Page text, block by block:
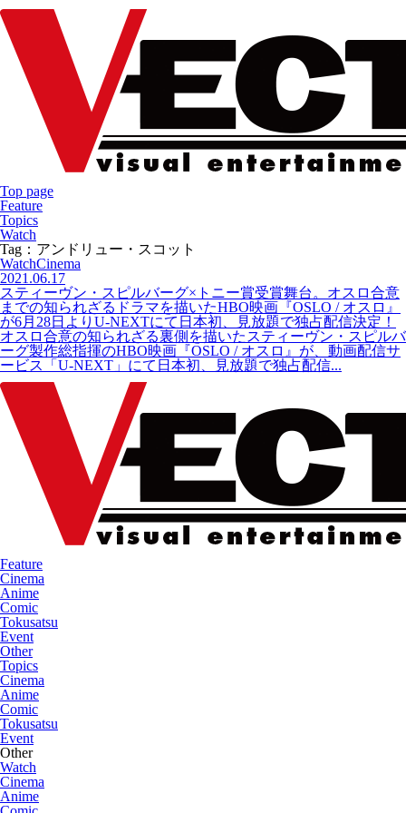
Top page
Feature
Topics
Watch
Tag：アンドリュー・スコット
WatchCinema
2021.06.17
スティーヴン・スピルバーグ×トニー賞受賞舞台。オスロ合意
までの知られざるドラマを描いたHBO映画『OSLO / オスロ』
が6月28日よりU-NEXTにて日本初、見放題で独占配信決定！
オスロ合意の知られざる裏側を描いたスティーヴン・スピルバ
ーグ製作総指揮のHBO映画『OSLO / オスロ』が、動画配信サ
ービス「U-NEXT」にて日本初、見放題で独占配信...
Feature
Cinema
Anime
Comic
Tokusatsu
Event
Other
Topics
Cinema
Anime
Comic
Tokusatsu
Event
Other
Watch
Cinema
Anime